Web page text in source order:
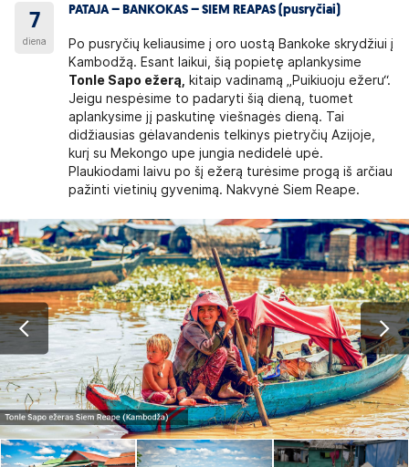
7
diena
PATAJA – BANKOKAS – SIEM REAPAS (pusryčiai)
Po pusryčių keliausime į oro uostą Bankoke skrydžiui į
Kambodžą. Esant laikui, šią popietę aplankysime
Tonle Sapo ežerą,
kitaip vadinamą „Puikiuoju ežeru“.
Jeigu nespėsime to padaryti šią dieną, tuomet
aplankysime jį paskutinę viešnagės dieną. Tai
didžiausias gėlavandenis telkinys pietryčių Azijoje,
kurį su Mekongo upe jungia nedidelė upė.
Plaukiodami laivu po šį ežerą turėsime progą iš arčiau
pažinti vietinių gyvenimą. Nakvynė Siem Reape.